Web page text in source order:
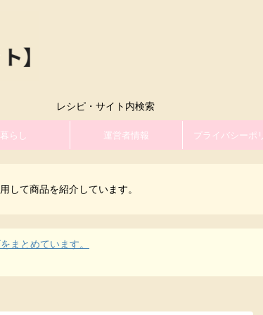
レシピ・サイト内検索
暮らし 運営者情報 プライバシーポ
して商品を紹介しています。
まとめています。